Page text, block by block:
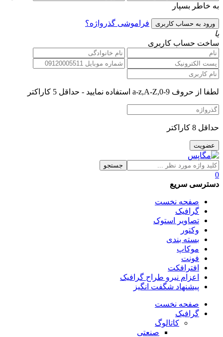
به خاطر بسپار
فراموشی گذرواژه؟
یا
ساخت حساب کاربری
لطفا از حروف a-z,A-Z,0-9 استفاده نمایید - حداقل 5 کاراکتر
حداقل 8 کاراکتر
جستجو
0
دسترسی سریع
صفحه نخست
گرافیک
تصاویر استوک
وکتور
بسته بندی
موکاپ
فونت
افترافکت
اعزام نیرو طراح گرافیک
پیشنهاد شگفت انگیز
صفحه نخست
گرافیک
کاتالوگ
صنعتی